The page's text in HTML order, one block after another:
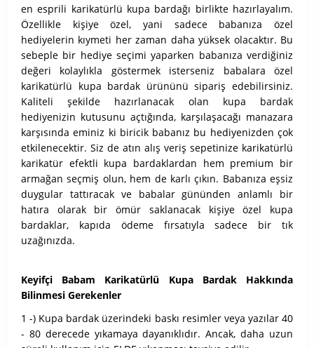
en esprili karikatürlü kupa bardağı birlikte hazırlayalım.
Özellikle kişiye özel, yani sadece babanıza özel
hediyelerin kıymeti her zaman daha yüksek olacaktır. Bu
sebeple bir hediye seçimi yaparken babanıza verdiğiniz
değeri kolaylıkla göstermek isterseniz babalara özel
karikatürlü kupa bardak ürününü sipariş edebilirsiniz.
Kaliteli şekilde hazırlanacak olan kupa bardak
hediyenizin kutusunu açtığında, karşılaşacağı manazara
karşısında eminiz ki biricik babanız bu hediyenizden çok
etkilenecektir. Siz de atın alış veriş sepetinize karikatürlü
karikatür efektli kupa bardaklardan hem premium bir
armağan seçmiş olun, hem de karlı çıkın. Babanıza eşsiz
duygular tattıracak ve babalar gününden anlamlı bir
hatıra olarak bir ömür saklanacak kişiye özel kupa
bardaklar, kapıda ödeme fırsatıyla sadece bir tık
uzağınızda.
Keyifçi Babam Karikatürlü Kupa Bardak Hakkında
Bilinmesi Gerekenler
1 -) Kupa bardak üzerindeki baskı resimler veya yazılar 40
- 80 derecede yıkamaya dayanıklıdır. Ancak, daha uzun